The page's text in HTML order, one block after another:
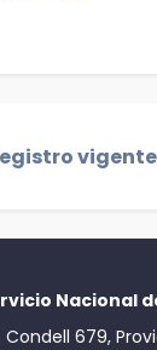
vigente
Nacional
Condell 679,